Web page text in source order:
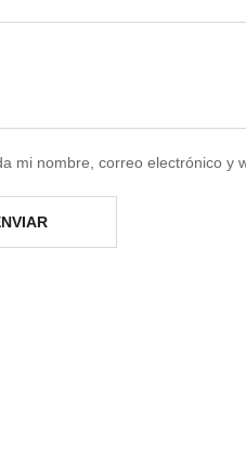
mi nombre, correo electrónico y